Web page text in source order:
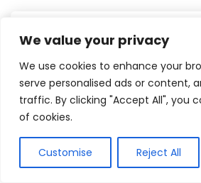
We value your privacy
We use cookies to enhance your
serve personalised ads or content,
traffic. By clicking "Accept All", you
of cookies.
Customise Reject All